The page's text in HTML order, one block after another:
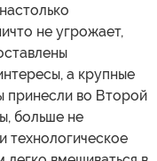
не угрожает,
а крупные
принесли во Второй
больше не
технологическое